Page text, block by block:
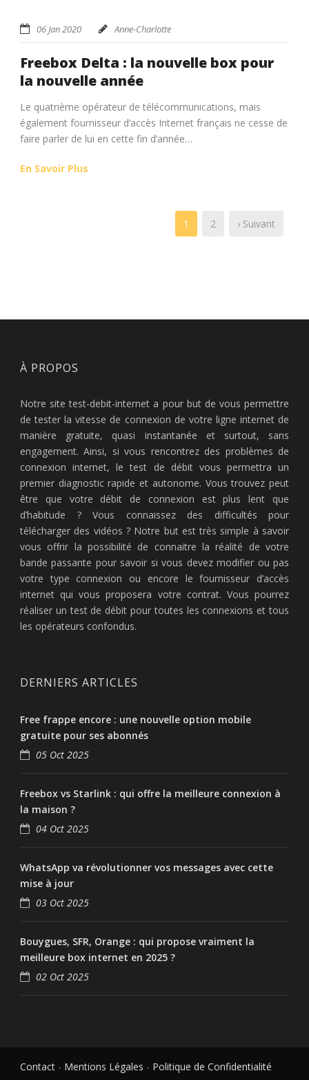
06 Jan 2020 Anne-Charlotte
Freebox Delta : la nouvelle box pour
la nouvelle année
Le quatrième opérateur de télécommunications, mais
également fournisseur d’accès Internet français ne cesse de
faire parler de lui en cette fin d’année…
En Savoir Plus
1 2 › Suivant
À PROPOS
Notre site test-debit-internet a pour but de vous permettre
de tester la vitesse de connexion de votre ligne internet de
manière gratuite, quasi instantanée et surtout, sans
engagement. Ainsi, si vous rencontrez des problèmes de
connexion internet, le test de débit vous permettra un
premier diagnostic rapide et autonome. Vous trouvez peut
être que votre débit de connexion est plus lent que
d’habitude ? Vous connaissez des difficultés pour
télécharger des vidéos ? Notre but est très simple à savoir
vous offrir la possibilité de connaitre la réalité de votre
bande passante pour savoir si vous devez modifier ou pas
votre type connexion ou encore le fournisseur d’accès
internet qui vous proposera votre contrat. Vous pourrez
réaliser un test de débit pour toutes les connexions et tous
les opérateurs confondus.
DERNIERS ARTICLES
Free frappe encore : une nouvelle option mobile
gratuite pour ses abonnés
05 Oct 2025
Freebox vs Starlink : qui offre la meilleure connexion à
la maison ?
04 Oct 2025
WhatsApp va révolutionner vos messages avec cette
mise à jour
03 Oct 2025
Bouygues, SFR, Orange : qui propose vraiment la
meilleure box internet en 2025 ?
02 Oct 2025
Contact - Mentions Légales - Politique de Confidentialité